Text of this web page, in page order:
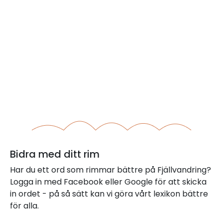
Bidra med ditt rim
Har du ett ord som rimmar bättre på Fjällvandring?
Logga in med Facebook eller Google för att skicka
in ordet - på så sätt kan vi göra vårt lexikon bättre
för alla.